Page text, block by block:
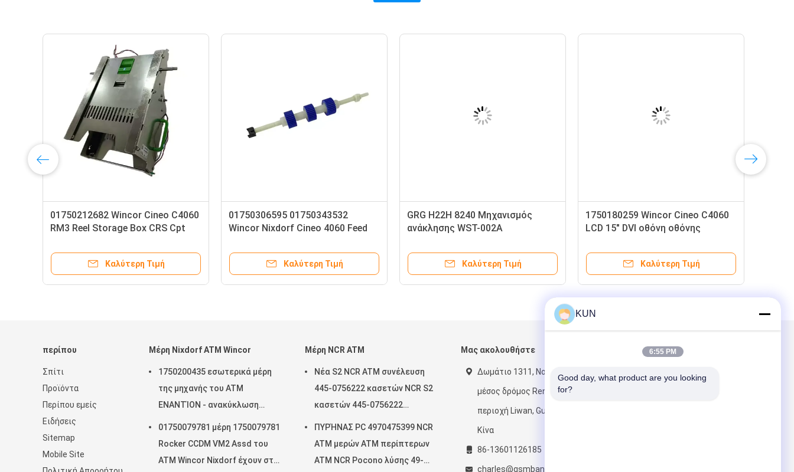
Wincor Nixdorf BA82Touch Screen
Pos Κεφαλαία οθόνη με υψηλής
Καλύτερη Τιμή
WINCOR NIXDORF TOUCHSCREEN
BAT2R-3 Τμήματα ΑΤΜ με οθόνη
Καλύτερη Τιμή
1750292778 01750292778 Wincor
Nixdorf 15 Openframe High Bright
μηχανημάτων ΑΤΜ
Καλύτερη Τιμή
01750231462 Wincor Nixdorf
Cineo C4040 Transfer Unit Safe 2
Καλύτερη Τιμή
περίπου
Σπίτι
Προϊόντα
Περίπου εμείς
Ειδήσεις
Sitemap
Mobile Site
Μέρη Nixdorf ATM Wincor
1750200435 εσωτερικά μέρη
της μηχανής του ATM
ΕΝΑΝΤΊΟΝ - ανακύκλωση
ενότητας για Cineo 4060
01750079781 μέρη 1750079781
Rocker CCDM VM2 Assd του
ATM Wincor Nixdorf έχουν στο
Μέρη NCR ATM
Νέα S2 NCR ATM συνέλευση
445-0756222 κασετών NCR S2
κασετών 445-0756222
μηχανών 100%
ΠΥΡΉΝΑΣ PC 4970475399 NCR
ATM μερών ATM περίπτερων
ATM NCR Pocono λύσης 49-
Μας ακολουθήστε
Δωμάτιο 1311, Νο 555,
μέσος δρόμος Renmin,
περιοχή Liwan, Guangzhou,
Κίνα
86-13601126185
charles@gsmbankinggroup.com
Στείλτε μας μήνυμα
KUN
6:55 PM
Good day, what product are you looking
for?